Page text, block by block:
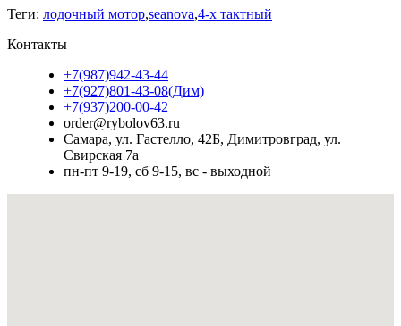
Теги: лодочный мотор,seanova,4-х тактный
Контакты
+7(987)942-43-44
+7(927)801-43-08(Дим)
+7(937)200-00-42
order@rybolov63.ru
Самара, ул. Гастелло, 42Б, Димитровград, ул.
Свирская 7а
пн-пт 9-19, сб 9-15, вс - выходной